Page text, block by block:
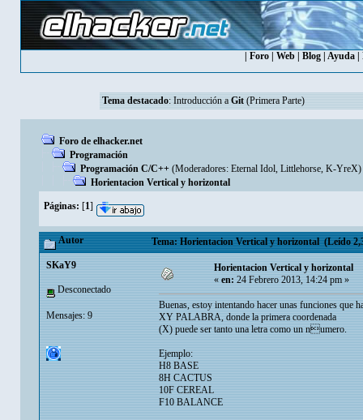
Foro| Web| Blog| Ayuda|
Tema destacado: Introducción a Git (Primera Parte)
Foro de elhacker.net
Programación
Programación C/C++ (Moderadores: Eternal Idol, Littlehorse, K-YreX)
Horientacion Vertical y horizontal
Páginas: [1]
Autor Tema: Horientacion Vertical y horizontal (Leído
SKaY9
Desconectado
Mensajes: 9
Horientacion Vertical y horizontal
«en:24 Febrero 2013, 14:24 pm »
Buenas, estoy intentando hacer unas funciones que
XY PALABRA, donde la primera coordenada
(X) puede ser tanto una letra como un numero.
Ejemplo:
H8 BASE
8H CACTUS
10F CEREAL
F10 BALANCE